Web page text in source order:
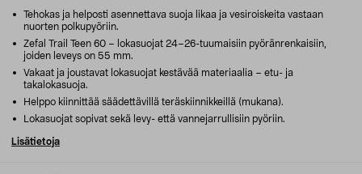
Tehokas ja helposti asennettava suoja likaa ja vesiroiskeita vastaan
nuorten polkupyöriin.
Zefal Trail Teen 60 – lokasuojat 24–26-tuumaisiin pyöränrenkaisiin,
joiden leveys on 55 mm.
Vakaat ja joustavat lokasuojat kestävää materiaalia – etu- ja
takalokasuoja.
Helppo kiinnittää säädettävillä teräskiinnikkeillä (mukana).
Lokasuojat sopivat sekä levy- että vannejarrullisiin pyöriin.
Lisätietoja